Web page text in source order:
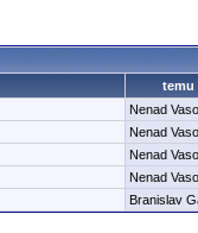
temu
Nenad
Nenad
Nenad
Nenad
Branislav